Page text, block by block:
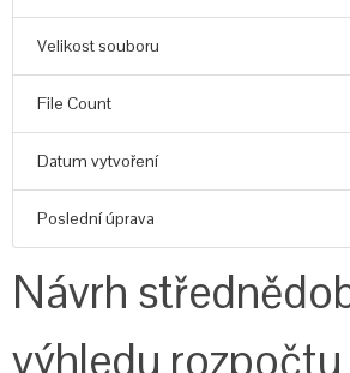
Velikost souboru
File Count
Datum vytvoření
Poslední úprava
Návrh
výhledu rozpočtu